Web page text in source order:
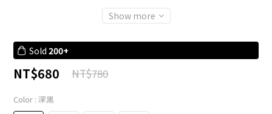
Show more
Sold 200+
NT$680 NT$780
Color : 深黑